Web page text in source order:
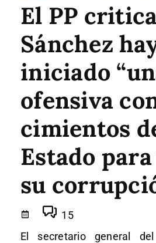
El PP
Sánchez
iniciado
ofensiva
cimientos
Estado
su
15
El secretario general